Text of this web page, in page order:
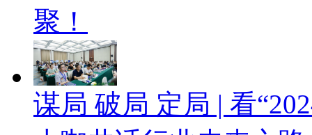
聚！
谋局 破局 定局 | 看